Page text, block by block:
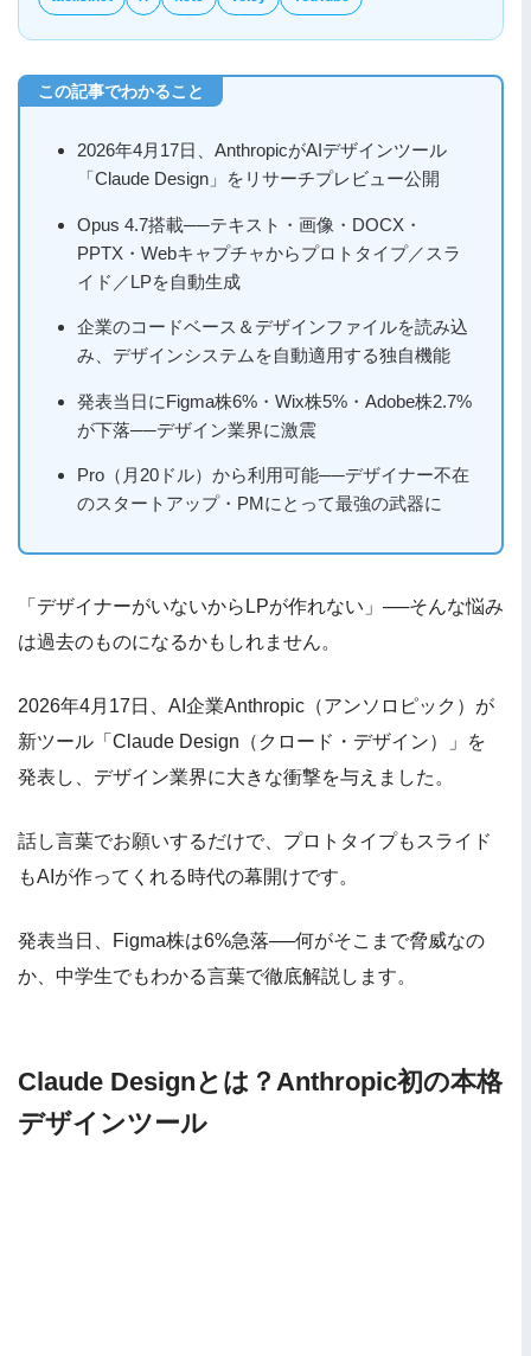
2026年4月17日、AnthropicがAIデザインツール
「Claude Design」をリサーチプレビュー公開
Opus 4.7搭載──テキスト・画像・DOCX・
PPTX・Webキャプチャからプロトタイプ／スラ
イド／LPを自動生成
企業のコードベース＆デザインファイルを読み込
み、デザインシステムを自動適用する独自機能
発表当日にFigma株6%・Wix株5%・Adobe株2.7%
が下落──デザイン業界に激震
Pro（月20ドル）から利用可能──デザイナー不在
のスタートアップ・PMにとって最強の武器に
「デザイナーがいないからLPが作れない」──そんな悩み
は過去のものになるかもしれません。
2026年4月17日、AI企業Anthropic（アンソロピック）が
新ツール「Claude Design（クロード・デザイン）」を
発表し、デザイン業界に大きな衝撃を与えました。
話し言葉でお願いするだけで、プロトタイプもスライド
もAIが作ってくれる時代の幕開けです。
発表当日、Figma株は6%急落──何がそこまで脅威なの
か、中学生でもわかる言葉で徹底解説します。
Claude Designとは？Anthropic初の本格
デザインツール